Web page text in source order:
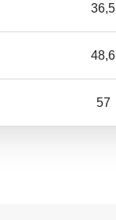
36,5
48,6
57